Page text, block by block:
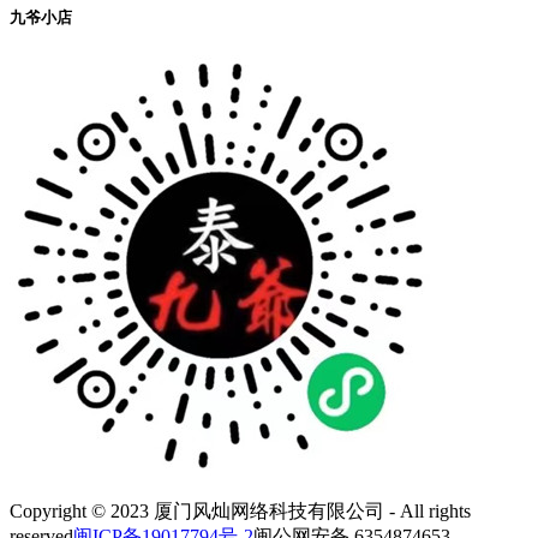
九爷小店
Copyright © 2023 厦门风灿网络科技有限公司 - All rights